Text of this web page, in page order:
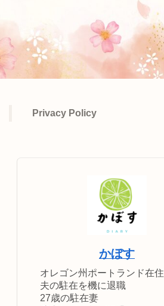
Privacy Policy
かぼす
オレゴン州ポートランド在住
夫の駐在を機に退職
27歳の駐在妻